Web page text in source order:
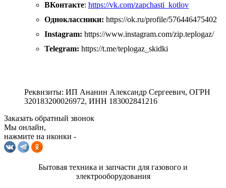
ВКонтакте: https://vk.com/zapchasti_kotlov
Одноклассники: https://ok.ru/profile/576446475402
Instagram: https://www.instagram.com/zip.teplogaz/
Telegram: https://t.me/teplogaz_skidki
Реквизиты: ИП Ананин Александр Сергеевич, ОГРН
320183200026972, ИНН 183002841216
Заказать обратный звонок
Мы онлайн,
нажмите на иконки -
Бытовая техника и запчасти для газового и
электрооборудования